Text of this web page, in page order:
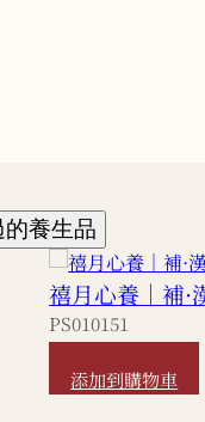
養生品
禧月心養｜補·
PS010151
HKD 480
添加到購物車